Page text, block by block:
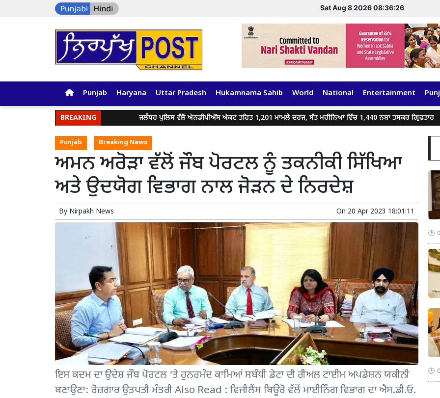
Sat Aug 8 2026 08:36:26
Punjab Haryana Uttar Pradesh Hukamnama Sahib World National Entertainment
BREAKING ਜਲੰਧਰ ਪੁਲਿਸ ਵੱਲੋਂ ਐਨਡੀਪੀਐੱਸ ਐਕਟ ਤਹਿਤ 1,201 ਮਾਮਲੇ ਦਰਜ, ਸੱਤ ਮਹੀਨਿਆਂ ਵਿੱਚ 1,440 ਨਸ਼ਾ ਤਸਕਰ ਗ੍ਰਿਫ਼ਤਾਰ
Punjab Breaking News
ਅਮਨ ਅਰੋੜਾ ਵੱਲੋਂ ਜੌਬ ਪੋਰਟਲ ਨੂੰ ਤਕਨੀਕੀ ਸਿੱਖਿਆ
ਅਤੇ ਉਦਯੋਗ ਵਿਭਾਗ ਨਾਲ ਜੋੜਨ ਦੇ ਨਿਰਦੇਸ਼
By Nirpakh News On 20 Apr 2023 18:01:11
ਇਸ ਕਦਮ ਦਾ ਉਦੇਸ਼ ਜੌਬ ਪੋਰਟਲ ‘ਤੇ ਹੁਨਰਮੰਦ ਕਾਮਿਆਂ ਸਬੰਧੀ ਡੇਟਾ ਦੀ ਰੀਅਲ ਟਾਈਮ ਅਪਡੇਸ਼ਨ ਯਕੀਨੀ
ਬਣਾਉਣਾ: ਰੋਜ਼ਗਾਰ ਉਤਪਤੀ ਮੰਤਰੀ Also Read : ਵਿਜੀਲੈਂਸ ਬਿਊਰੋ ਵੱਲੋਂ ਮਾਈਨਿੰਗ ਵਿਭਾਗ ਦਾ ਐਸ.ਡੀ.ਓ.